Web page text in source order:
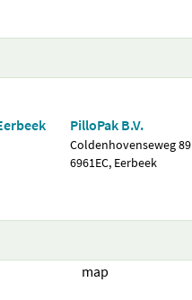
PilloPak B.V.
Coldenhovenseweg 89
6961EC, Eerbeek
map